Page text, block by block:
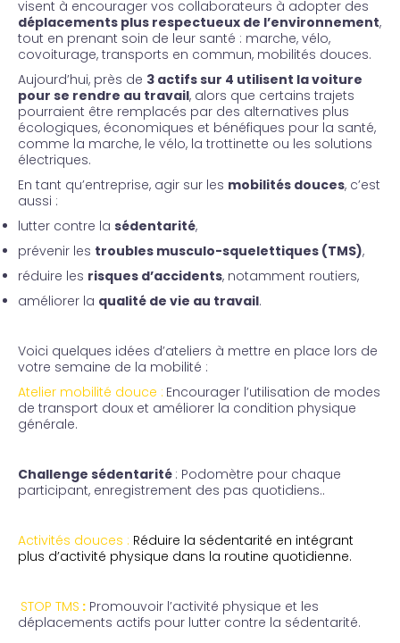
visent à encourager vos collaborateurs à adopter des
déplacements plus respectueux de l’environnement,
tout en prenant soin de leur santé : marche, vélo,
covoiturage, transports en commun, mobilités douces.
Aujourd’hui, près de 3 actifs sur 4 utilisent la voiture
pour se rendre au travail, alors que certains trajets
pourraient être remplacés par des alternatives plus
écologiques, économiques et bénéfiques pour la santé,
comme la marche, le vélo, la trottinette ou les solutions
électriques.
En tant qu’entreprise, agir sur les mobilités douces, c’est
aussi :
lutter contre la sédentarité,
prévenir les troubles musculo-squelettiques (TMS),
réduire les risques d’accidents, notamment routiers,
améliorer la qualité de vie au travail.
Voici quelques idées d’ateliers à mettre en place lors de
votre semaine de la mobilité :
Atelier mobilité douce : Encourager l’utilisation de modes
de transport doux et améliorer la condition physique
générale.
Challenge sédentarité : Podomètre pour chaque
participant, enregistrement des pas quotidiens..
Activités douces : Réduire la sédentarité en intégrant
plus d’activité physique dans la routine quotidienne.
STOP TMS : Promouvoir l’activité physique et les
déplacements actifs pour lutter contre la sédentarité.